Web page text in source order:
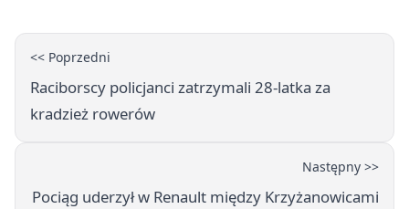
<< Poprzedni
Raciborscy policjanci zatrzymali 28-latka za
kradzież rowerów
Następny >>
Pociąg uderzył w Renault między Krzyżanowicami